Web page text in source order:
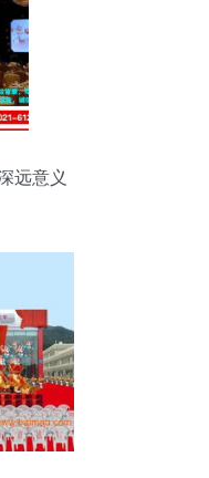
远意义